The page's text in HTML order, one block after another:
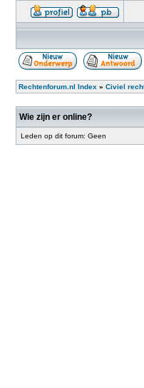
Rechtenforum.nl Index » Civiel
Wie zijn er online?
Leden op dit forum: Geen